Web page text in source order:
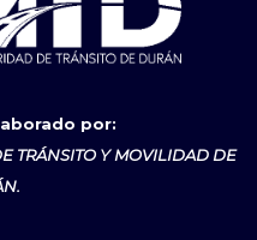
por:
TRÁNSITO Y MOVILIDAD DE